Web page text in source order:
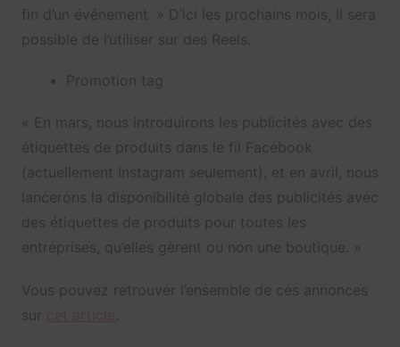
fin d’un événement. » D’ici les prochains mois, il sera
possible de l’utiliser sur des Reels.
Promotion tag
« En mars, nous introduirons les publicités avec des
étiquettes de produits dans le fil Facebook
(actuellement Instagram seulement), et en avril, nous
lancerons la disponibilité globale des publicités avec
des étiquettes de produits pour toutes les
entreprises, qu’elles gèrent ou non une boutique. »
Vous pouvez retrouver l’ensemble de ces annonces
sur